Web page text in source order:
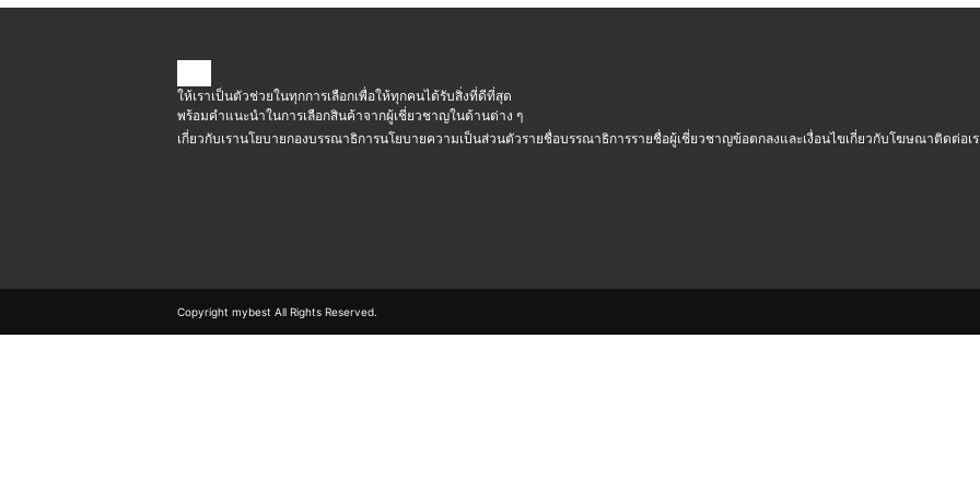
ให้เราเป็นตัวช่วยในทุกการเลือกเพื่อให้ทุกคนได้รับสิ่งที่ดีที่สุด
พร้อมคำแนะนำในการเลือกสินค้าจากผู้เชี่ยวชาญในด้านต่าง ๆ
เกี่ยวกับเรานโยบายกองบรรณาธิการนโยบายความเป็นส่วนตัวรายชื่อบรรณาธิการรายชื่อผู้เชี่ยวชาญข้อตกลงและเงื่อนไขเกี่ยวกับโฆษณาติดต่อเ
Copyright mybest All Rights Reserved.